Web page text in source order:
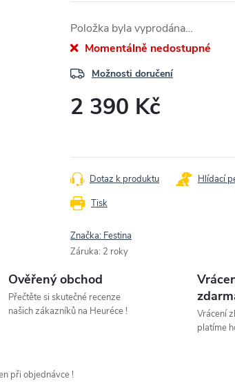
Položka byla vyprodána…
Momentálně nedostupné
Možnosti doručení
2 390 Kč
Tisk
Dotaz k produktu Hlídací
Značka: Festina
Záruka: 2 roky
Ověřený obchod
Přečtěte si skutečné recenze
našich zákazníků na Heuréce !
Vrácení
platíme
při objednávce !